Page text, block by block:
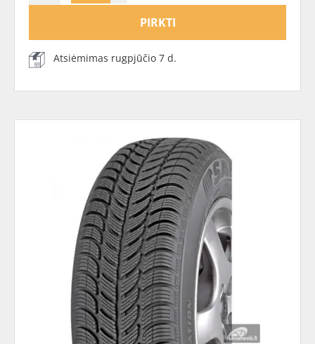
PIRKTI
Atsiėmimas rugpjūčio 7 d.